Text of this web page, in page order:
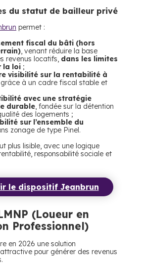
du statut de bailleur privé
permet :
fiscal du bâti (hors
, venant réduire la base
revenus locatifs, dans les limites
la loi ;
visibilité sur la rentabilité à
grâce à un cadre fiscal stable et
avec une stratégie
durable, fondée sur la détention
des logements ;
sur l’ensemble du
zonage de type Pinel.
plus lisible, avec une logique
responsabilité sociale et
le dispositif Jeanbrun
(Loueur en
Professionnel)
en 2026 une solution
pour générer des revenus